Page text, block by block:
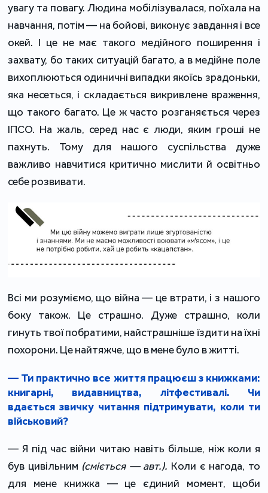
увагу та повагу. Людина мобілізувалася, поїхала на
навчання, потім — на бойові, виконує завдання і все
окей. І це не має такого медійного поширення і
захвату, бо таких ситуацій багато, а в медійне поле
вихоплюються одиничні випадки якоїсь зрадоньки,
яка несеться, і складається викривлене враження,
що такого багато. Це ж часто розганяється через
ІПСО. На жаль, серед нас є люди, яким гроші не
пахнуть. Тому для нашого суспільства дуже
важливо навчитися критично мислити й освітньо
себе розвивати.
Всі ми розуміємо, що війна — це втрати, і з нашого
боку також. Це страшно. Дуже страшно, коли
гинуть твої побратими, найстрашніше їздити на їхні
похорони. Це найтяжче, що в мене було в житті.
— Ти практично все життя працюєш з книжками:
книгарні, видавництва, літфестивалі. Чи
вдається звичку читання підтримувати, коли ти
військовий?
— Я під час війни читаю навіть більше, ніж коли я
був цивільним (сміється — авт.). Коли є нагода, то
для мене книжка — це єдиний момент, щоби